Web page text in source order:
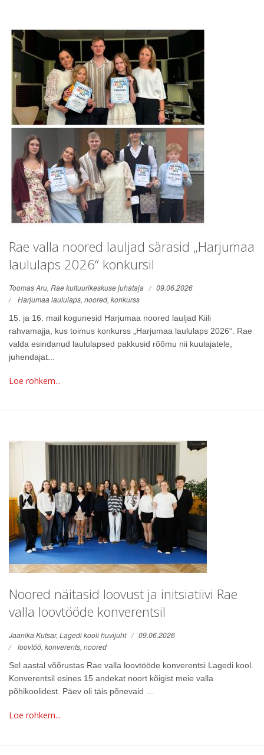
Rae valla noored lauljad särasid „Harjumaa
laululaps 2026“ konkursil
Toomas Aru, Rae kultuurikeskuse juhataja
09.06.2026
Harjumaa laululaps, noored, konkurss
15. ja 16. mail kogunesid Harjumaa noored lauljad Kiili
rahvamajja, kus toimus konkurss „Harjumaa laululaps 2026“. Rae
valda esindanud laululapsed pakkusid rõõmu nii kuulajatele,
juhendajat...
Loe rohkem...
Noored näitasid loovust ja initsiatiivi Rae
valla loovtööde konverentsil
Jaanika Kutsar, Lagedi kooli huvijuht
09.06.2026
loovtöö, konverents, noored
Sel aastal võõrustas Rae valla loovtööde konverentsi Lagedi kool.
Konverentsil esines 15 andekat noort kõigist meie valla
põhikoolidest. Päev oli täis põnevaid ...
Loe rohkem...